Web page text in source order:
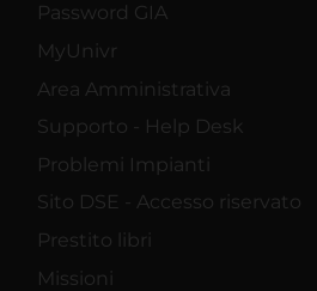
Password GIA
MyUnivr
Area Amministrativa
Supporto - Help Desk
Problemi Impianti
Sito DSE - Accesso riservato
Prestito libri
Missioni